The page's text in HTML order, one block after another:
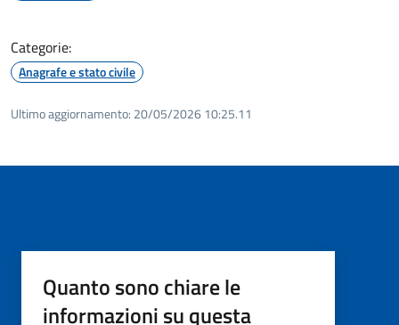
Categorie:
Anagrafe e stato civile
Ultimo aggiornamento: 20/05/2026 10:25.11
Quanto sono chiare le
informazioni su questa